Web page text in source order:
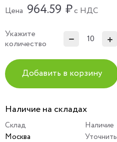
Цена 964.59 ₽с НДС
Укажите
количество
Добавить в корзину
Наличие на складах
Склад Наличие
Москва
Уточнить